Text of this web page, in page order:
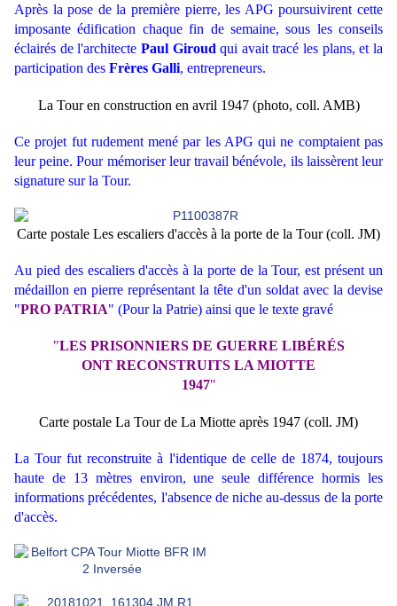
Après la pose de la première pierre, les APG poursuivirent cette
imposante édification chaque fin de semaine, sous les conseils
éclairés de l'architecte Paul Giroud qui avait tracé les plans, et la
participation des Frères Galli, entrepreneurs.
La Tour en construction en avril 1947 (photo, coll. AMB)
Ce projet fut rudement mené par les APG qui ne comptaient pas
leur peine. Pour mémoriser leur travail bénévole, ils laissèrent leur
signature sur la Tour.
Carte postale Les escaliers d'accès à la porte de la Tour (coll. JM)
Au pied des escaliers d'accès à la porte de la Tour, est présent un
médaillon en pierre représentant la tête d'un soldat avec la devise
"PRO PATRIA" (Pour la Patrie) ainsi que le texte gravé
"LES PRISONNIERS DE GUERRE LIBÉRÉS
ONT RECONSTRUITS LA MIOTTE
1947"
Carte postale La Tour de La Miotte après 1947 (coll. JM)
La Tour fut reconstruite à l'identique de celle de 1874, toujours
haute de 13 mètres environ, une seule différence hormis les
informations précédentes, l'absence de niche au-dessus de la porte
d'accès.